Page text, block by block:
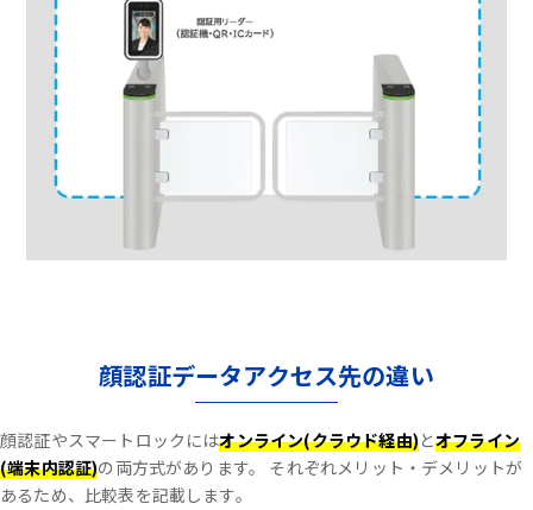
顔認証データアクセス先の違い
顔認証やスマートロックにはオンライン(クラウド経由)とオフライン
(端末内認証)の両方式があります。
それぞれメリット・デメリットが
あるため、比較表を記載します。